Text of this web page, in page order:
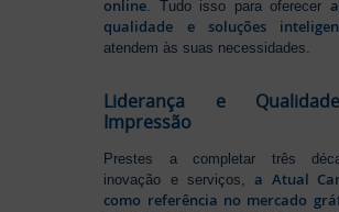
online. Tudo isso para oferecer
qualidade e soluções
atendem às suas necessidades.
Liderança e
Impressão
Prestes a completar três
inovação e serviços,a Atual
como referência no mercado